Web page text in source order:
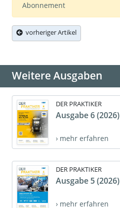
Abonnement
vorheriger Artikel
Weitere Ausgaben
DER PRAKTIKER
Ausgabe 6 (2026)
› mehr erfahren
DER PRAKTIKER
Ausgabe 5 (2026)
› mehr erfahren